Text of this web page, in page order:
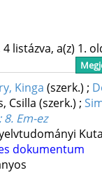
listázva, a(z) 1.
Kinga (szerk.) ;
Csilla (szerk.) ;
8. Em-ez
dokumentum